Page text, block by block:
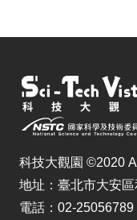
科技大觀園 ©2020
地址：臺北市大安
電話：02-25056789